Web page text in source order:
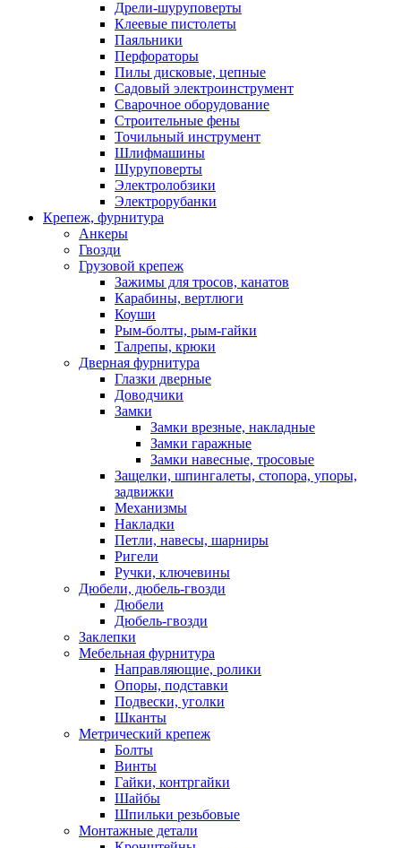
Дрели-шуруповерты
Клеевые пистолеты
Паяльники
Перфораторы
Пилы дисковые, цепные
Садовый электроинструмент
Сварочное оборудование
Строительные фены
Точильный инструмент
Шлифмашины
Шуруповерты
Электролобзики
Электрорубанки
Крепеж, фурнитура
Анкеры
Гвозди
Грузовой крепеж
Зажимы для тросов, канатов
Карабины, вертлюги
Коуши
Рым-болты, рым-гайки
Талрепы, крюки
Дверная фурнитура
Глазки дверные
Доводчики
Замки
Замки врезные, накладные
Замки гаражные
Замки навесные, тросовые
Защелки, шпингалеты, стопора, упоры,
задвижки
Механизмы
Накладки
Петли, навесы, шарниры
Ригели
Ручки, ключевины
Дюбели, дюбель-гвозди
Дюбели
Дюбель-гвозди
Заклепки
Мебельная фурнитура
Направляющие, ролики
Опоры, подставки
Подвески, уголки
Шканты
Метрический крепеж
Болты
Винты
Гайки, контргайки
Шайбы
Шпильки резьбовые
Монтажные детали